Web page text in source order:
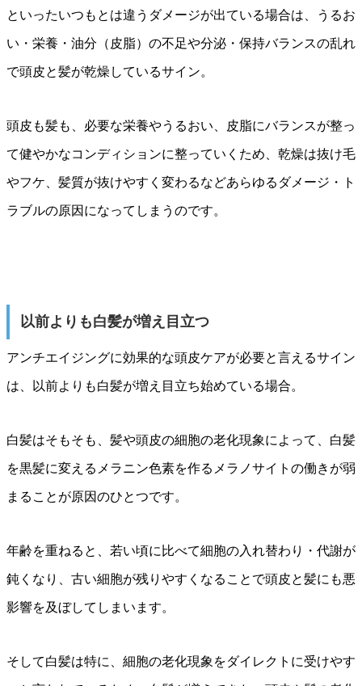
といったいつもとは違うダメージが出ている場合は、うるお
い・栄養・油分（皮脂）の不足や分泌・保持バランスの乱れ
で頭皮と髪が乾燥しているサイン。
頭皮も髪も、必要な栄養やうるおい、皮脂にバランスが整っ
て健やかなコンディションに整っていくため、乾燥は抜け毛
やフケ、髪質が抜けやすく変わるなどあらゆるダメージ・ト
ラブルの原因になってしまうのです。
以前よりも白髪が増え目立つ
アンチエイジングに効果的な頭皮ケアが必要と言えるサイン
は、以前よりも白髪が増え目立ち始めている場合。
白髪はそもそも、髪や頭皮の細胞の老化現象によって、白髪
を黒髪に変えるメラニン色素を作るメラノサイトの働きが弱
まることが原因のひとつです。
年齢を重ねると、若い頃に比べて細胞の入れ替わり・代謝が
鈍くなり、古い細胞が残りやすくなることで頭皮と髪にも悪
影響を及ぼしてしまいます。
そして白髪は特に、細胞の老化現象をダイレクトに受けやす